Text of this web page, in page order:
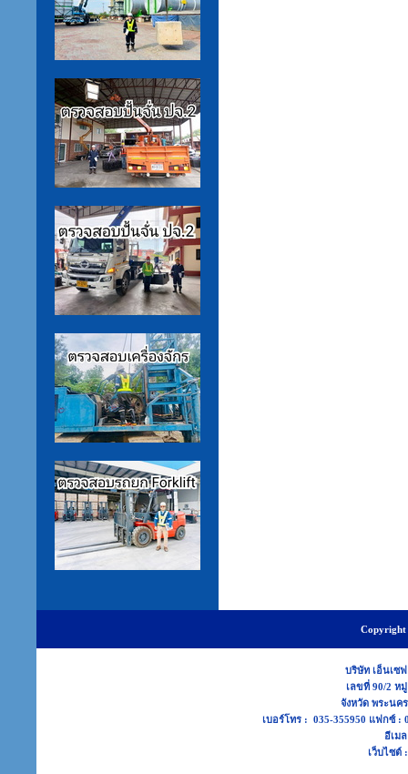
Copyright
บริษัท เอ็นเซ
เลขที่ 90/2 ห
จังหวัด พระน
เบอร์โทร : 035-355950 แฟกซ์
อีเม
เว็บไซต์